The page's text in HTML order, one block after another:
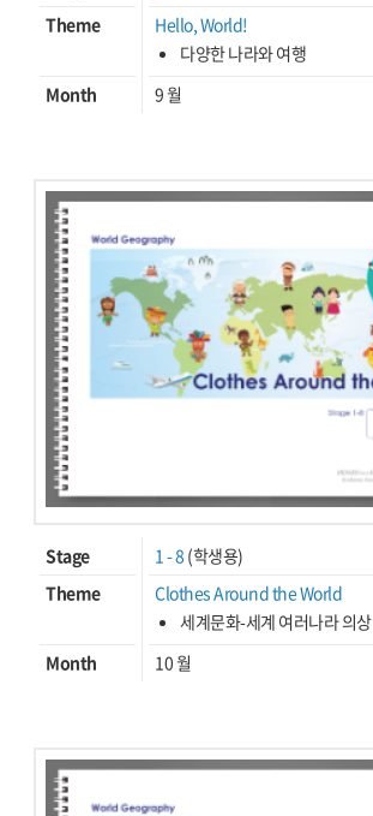
Theme
Hello, World!
다양한 나라와 여행
Month
9 월
Stage 1 - 8 (학생용)
Theme
Clothes Around the World
세계문화-세계 여러나라 의상
Month
10 월